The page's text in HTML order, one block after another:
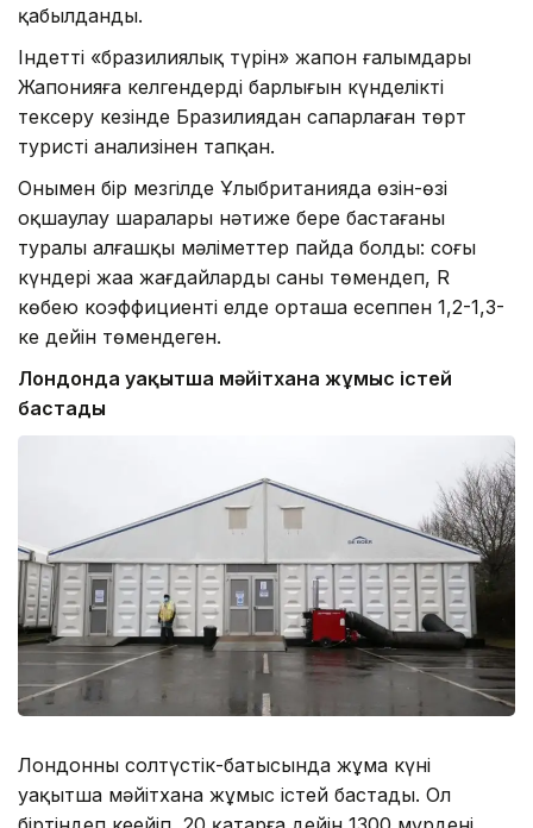
қабылданды.
Індеттің «бразилиялық түрін» жапон ғалымдары
Жапонияға келгендердің барлығын күнделікті
тексеру кезінде Бразилиядан сапарлаған төрт
туристің анализінен тапқан.
Онымен бір мезгілде Ұлыбританияда өзін-өзі
оқшаулау шаралары нәтиже бере бастағаны
туралы алғашқы мәліметтер пайда болды: соңғы
күндері жаңа жағдайлардың саны төмендеп, R
көбею коэффициенті елде орташа есеппен 1,2-1,3-
ке дейін төмендеген.
Лондонда уақытша мәйітхана жұмыс істей
бастады
Лондонның солтүстік-батысында жұма күні
уақытша мәйітхана жұмыс істей бастады. Ол